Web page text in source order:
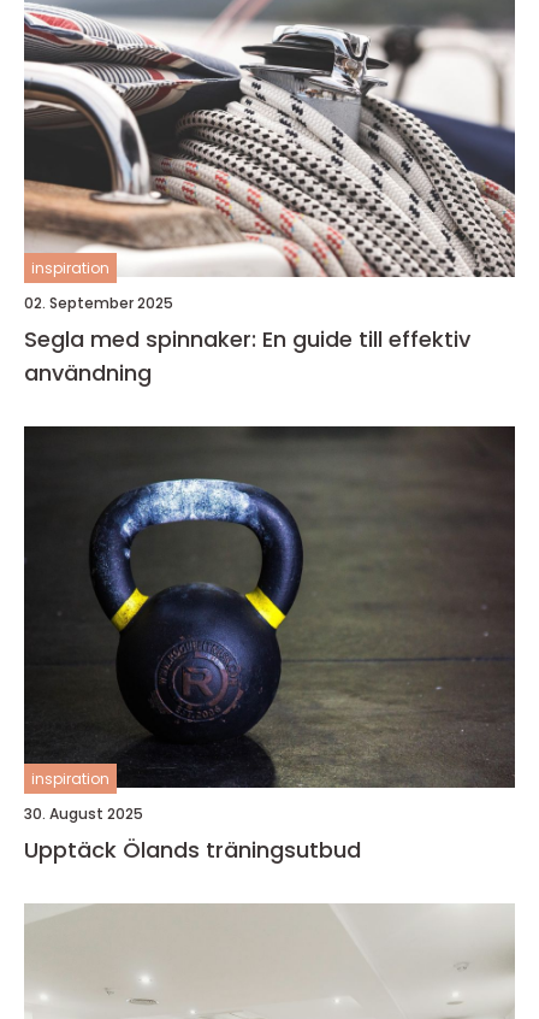
inspiration
02. September 2025
Segla med spinnaker: En guide till effektiv
användning
inspiration
30. August 2025
Upptäck Ölands träningsutbud